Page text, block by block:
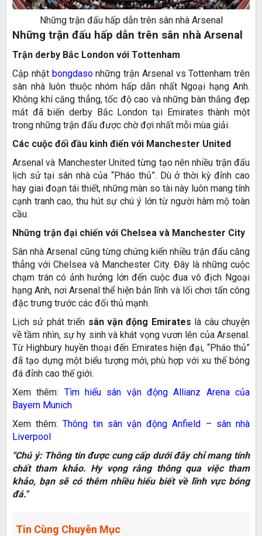
Những trận đấu hấp dẫn trên sân nhà Arsenal
Những trận đấu hấp dẫn trên sân nhà Arsenal
Trận derby Bắc London với Tottenham
Cập nhật bongdasonhững trận Arsenal vs Tottenham trên
sân nhà luôn thuộc nhóm hấp dẫn nhất Ngoại hạng Anh.
Không khí căng thẳng, tốc độ cao và những bàn thắng đẹp
mắt đã biến derby Bắc London tại Emirates thành một
trong những trận đấu được chờ đợi nhất mỗi mùa giải.
Các cuộc đối đầu kinh điển với Manchester United
Arsenal và Manchester United từng tạo nên nhiều trận đấu
lịch sử tại sân nhà của “Pháo thủ”. Dù ở thời kỳ đỉnh cao
hay giai đoạn tái thiết, những màn so tài này luôn mang tính
cạnh tranh cao, thu hút sự chú ý lớn từ người hâm mộ toàn
cầu.
Những trận đại chiến với Chelsea và Manchester City
Sân nhà Arsenal cũng từng chứng kiến nhiều trận đấu căng
thẳng với Chelsea và Manchester City. Đây là những cuộc
chạm trán có ảnh hưởng lớn đến cuộc đua vô địch Ngoại
hạng Anh, nơi Arsenal thể hiện bản lĩnh và lối chơi tấn công
đặc trưng trước các đối thủ mạnh.
Lịch sử phát triển sân vận động Emirates là câu chuyện
về tầm nhìn, sự hy sinh và khát vọng vươn lên của Arsenal.
Từ Highbury huyền thoại đến Emirates hiện đại, “Pháo thủ”
đã tạo dựng một biểu tượng mới, phù hợp với xu thế bóng
đá đỉnh cao thế giới.
Xem thêm: Tìm hiểu sân vận động Allianz Arena của
Bayern Munich
Xem thêm:Thông tin sân vận động Anfield – sân nhà
Liverpool
"Chú ý: Thông tin được cung cấp dưới đây chỉ mang tính
chất tham khảo. Hy vọng rằng thông qua việc tham
khảo, bạn sẽ có thêm nhiều hiểu biết về lĩnh vực bóng
đá."
Tin Cùng Chuyên Mục